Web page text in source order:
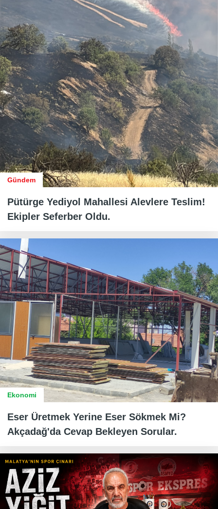
Gündem
Pütürge Yediyol Mahallesi Alevlere Teslim!
Ekipler Seferber Oldu.
Ekonomi
Eser Üretmek Yerine Eser Sökmek Mi?
Akçadağ'da Cevap Bekleyen Sorular.